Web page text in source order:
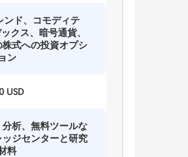
ンド、コモディテ
クス、暗号通貨、
式への投資オプシ
ョン
USD
析、無料ツールな
ジセンターと研究
料